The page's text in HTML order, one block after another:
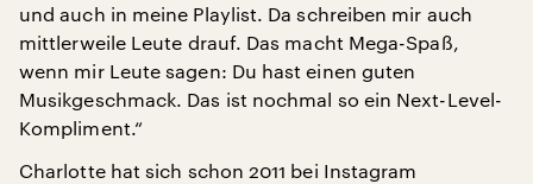
und auch in meine Playlist. Da schreiben mir auch
mittlerweile Leute drauf. Das macht Mega-Spaß,
wenn mir Leute sagen: Du hast einen guten
Musikgeschmack. Das ist nochmal so ein Next-Level-
Kompliment.“
Charlotte hat sich schon 2011 bei Instagram